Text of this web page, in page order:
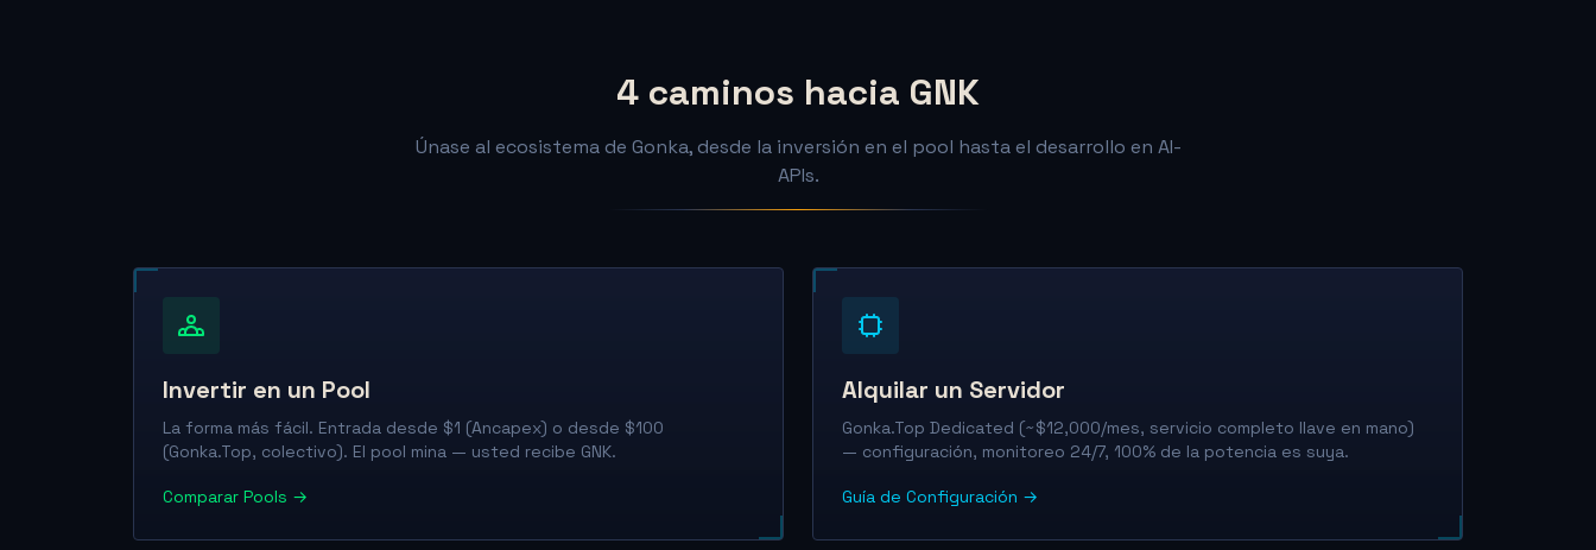
4 caminos hacia GNK
Únase al ecosistema de Gonka, desde la inversión en el pool hasta el desarrollo en AI-
APIs.
Invertir en un Pool
La forma más fácil. Entrada desde $1 (Ancapex) o desde $100
(Gonka.Top, colectivo). El pool mina — usted recibe GNK.
Comparar Pools →
Alquilar un Servidor
Gonka.Top Dedicated (~$12,000/mes, servicio completo llave en mano)
— configuración, monitoreo 24/7, 100% de la potencia es suya.
Guía de Configuración →